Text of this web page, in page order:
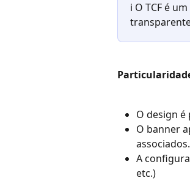
ℹ️ O TCF é
O design
O banner
associados.
A
etc.)